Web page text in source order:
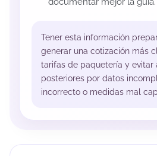
Tener esta información
generar una cotización más
tarifas de paquetería y evitar
posteriores por datos
incorrecto o medidas mal